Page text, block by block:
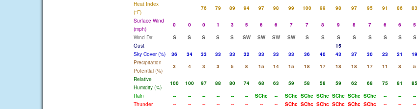
Heat Index
(°F)
76 79 89 94 97 98 99 100 99 98 97 95 91 86 83
Surface Wind
(mph)
0 0 0 1 3 5 6 6 7 7 8 9 8 7 6 6 5
Wind Dir
S S S S S SW SW SW SW S S S S S S S S
Gust
15
Sky Cover (%)
36 34 33 33 33 32 33 33 33 36 40 43 37 30 23 21 19
Precipitation
Potential (%)
3 4 3 3 5 8 15 14 15 18 17 18 18 17 11 8 5
Relative
Humidity (%)
100 100 97 88 80 74 68 63 59 58 58 59 62 68 75 81 85
Rain
-- -- -- -- -- -- SChc -- SChc SChc SChc SChc SChc SChc -- -- --
Thunder
-- -- -- -- -- -- -- -- SChc SChc SChc SChc SChc SChc -- -- --